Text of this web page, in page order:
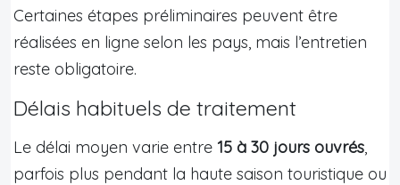
Certaines étapes préliminaires peuvent être
réalisées en ligne selon les pays, mais l’entretien
reste obligatoire.
Délais habituels de traitement
Le délai moyen varie entre 15 à 30 jours ouvrés,
parfois plus pendant la haute saison touristique ou